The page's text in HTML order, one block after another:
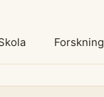
Forskning